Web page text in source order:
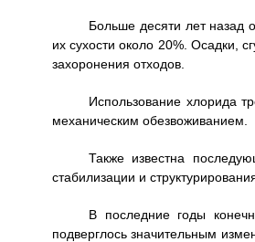
Больше десяти лет назад
их сухости около 20%. Осадки,
захоронения отходов.
Использование хлорида
механическим обезвоживанием.
Также известна
стабилизации и
В последние годы
подверглось значительным